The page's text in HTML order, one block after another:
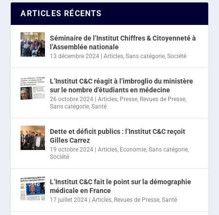
ARTICLES RÉCENTS
Séminaire de l’Institut Chiffres & Citoyenneté à
l’Assemblée nationale
13 décembre 2024 |Articles ,Sans catégorie ,Société
L’Institut C&C réagit à l’imbroglio du ministère
sur le nombre d’étudiants en médecine
26 octobre 2024 |Articles Presse Revues de Presse
Sans catégorie ,Santé
Dette et déficit publics : l’Institut C&C reçoit
Gilles Carrez
19 octobre 2024 |Articles Economie ,Sans catégorie
Société
L’Institut C&C fait le point sur la démographie
médicale en France
17 juillet 2024 |Articles Revues de Presse ,Santé